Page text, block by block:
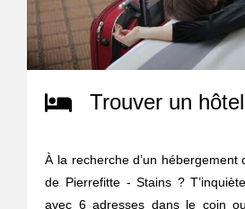
Trouver un hôtel
À la recherche d’un hébergement
de Pierrefitte - Stains ?
avec 6 adresses dans le coin